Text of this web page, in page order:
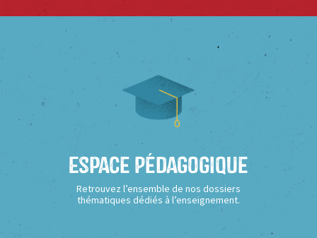
Espace Pédagogique
Retrouvez l’ensemble de nos dossiers
thématiques dédiés à l’enseignement.